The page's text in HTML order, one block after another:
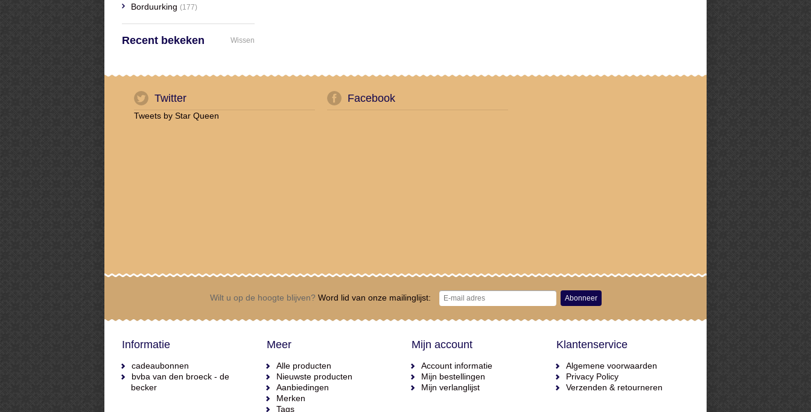
Borduurking (177)
Recent bekeken Wissen
Twitter
Tweets by Star Queen
Facebook
Wilt u op de hoogte blijven? Word lid van onze mailinglijst: Abonneer
Informatie
cadeaubonnen
bvba van den broeck - de
becker
Meer
Alle producten
Nieuwste producten
Aanbiedingen
Merken
Tags
Mijn account
Account informatie
Mijn bestellingen
Mijn verlanglijst
Klantenservice
Algemene voorwaarden
Privacy Policy
Verzenden & retourneren